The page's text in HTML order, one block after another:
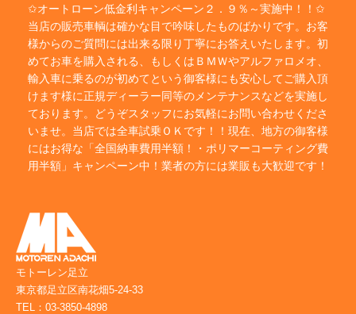
✩オートローン低金利キャンペーン２．９％～実施中！！✩
当店の販売車輌は確かな目で吟味したものばかりです。お客
様からのご質問には出来る限り丁寧にお答えいたします。初
めてお車を購入される、もしくはＢＭＷやアルファロメオ、
輸入車に乗るのが初めてという御客様にも安心してご購入頂
けます様に正規ディーラー同等のメンテナンスなどを実施し
ております。どうぞスタッフにお気軽にお問い合わせくださ
いませ。当店では全車試乗ＯＫです！！現在、地方の御客様
にはお得な「全国納車費用半額！・ポリマーコーティング費
用半額」キャンペーン中！業者の方には業販も大歓迎です！
モトーレン足立
東京都足立区南花畑5-24-33
TEL：03-3850-4898